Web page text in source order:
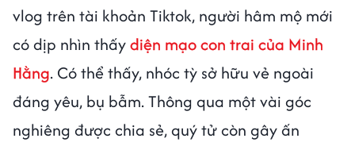
vlog trên tài khoản Tiktok, người hâm mộ mới
có dịp nhìn thấydiện mạo con trai của Minh
Hằng. Có thể thấy, nhóc tỳ sở hữu vẻ ngoài
đáng yêu, bụ bẫm. Thông qua một vài góc
nghiêng được chia sẻ, quý tử còn gây ấn